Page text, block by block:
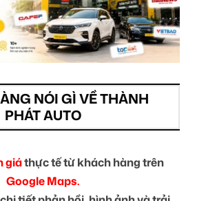
NÓI GÌ VỀ THÀNH
PHÁT AUTO
giáthực tế từ khách hàng trên
Google Maps.